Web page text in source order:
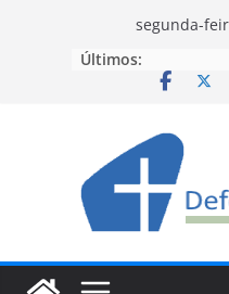
segunda-
Últimos: